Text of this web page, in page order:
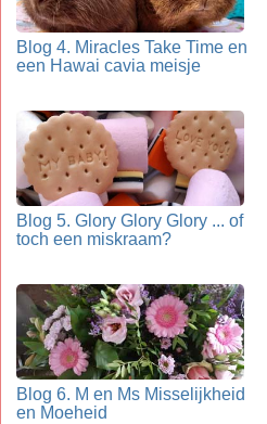
Blog 4. Miracles Take Time en
een Hawai cavia meisje
Blog 5. Glory Glory Glory ... of
toch een miskraam?
Blog 6. M en Ms Misselijkheid
en Moeheid